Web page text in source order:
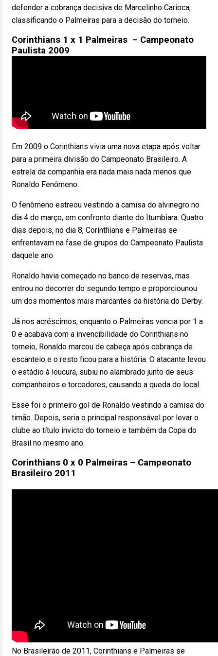
defender a cobrança decisiva de Marcelinho Carioca,
classificando o Palmeiras para a decisão do torneio.
Corinthians 1 x 1 Palmeiras – Campeonato
Paulista 2009
Em 2009 o Corinthians vivia uma nova etapa após voltar
para a primeira divisão do Campeonato Brasileiro. A
estrela da companhia era nada mais nada menos que
Ronaldo Fenômeno.
O fenômeno estreou vestindo a camisa do alvinegro no
dia 4 de março, em confronto diante do Itumbiara. Quatro
dias depois, no dia 8, Corinthians e Palmeiras se
enfrentavam na fase de grupos do Campeonato Paulista
daquele ano.
Ronaldo havia começado no banco de reservas, mas
entrou no decorrer do segundo tempo e proporciounou
um dos momentos mais marcantes da história do Derby.
Já nos acréscimos, enquanto o Palmeiras vencia por 1 a
0 e acabava com a invencibilidade do Corinthians no
torneio, Ronaldo marcou de cabeça após cobrança de
escanteio e o resto ficou para a história. O atacante levou
o estádio à loucura, subiu no alambrado junto de seus
companheiros e torcedores, causando a queda do local.
Esse foi o primeiro gol de Ronaldo vestindo a camisa do
timão. Depois, seria o principal responsável por levar o
clube ao título invicto do torneio e também da Copa do
Brasil no mesmo ano.
Corinthians 0 x 0 Palmeiras – Campeonato
Brasileiro 2011
No Brasileirão de 2011, Corinthians e Palmeiras se